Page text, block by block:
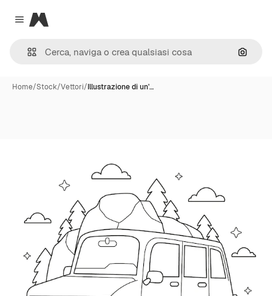
Close menu
Magnific
Cerca
Home/Stock/Vettori/Illustrazione di un'…